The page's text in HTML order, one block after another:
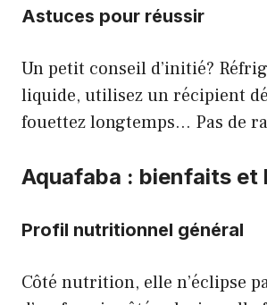
Astuces pour réussir
Un petit conseil d’initié?
liquide, utilisez un récipient
fouettez longtemps… Pas de
Aquafaba : bienfaits et
Profil nutritionnel général
Côté nutrition, elle n’éclipse